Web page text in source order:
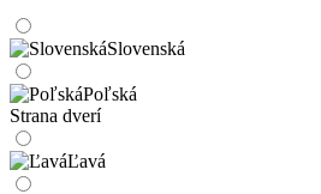
Slovenská
Poľská
Strana dverí
Ľavá